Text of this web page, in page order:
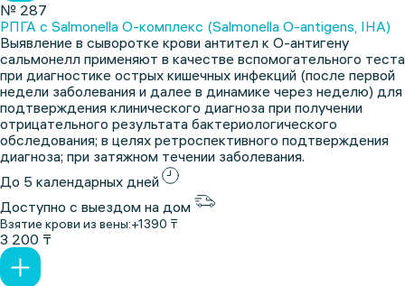
№ 287
РПГА с Salmonella O-комплекс (Salmonella O-antigens, IHA)
Выявление в сыворотке крови антител к O-антигену
сальмонелл применяют в качестве вспомогательного теста
при диагностике острых кишечных инфекций (после первой
недели заболевания и далее в динамике через неделю) для
подтверждения клинического диагноза при получении
отрицательного результата бактериологического
обследования; в целях ретроспективного подтверждения
диагноза; при затяжном течении заболевания.
До 5 календарных дней
Доступно с выездом на дом
Взятие крови из вены:+1390 ₸
3 200 ₸